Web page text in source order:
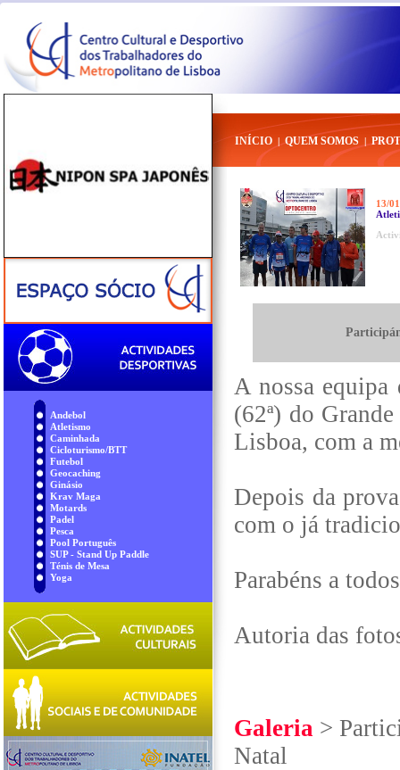
INÍCIO | QUEM SOMOS |
Andebol
Atletismo
Caminhada
Cicloturismo/BTT
Futebol
Geocaching
Ginásio
Krav Maga
Motards
Padel
Pesca
Pool Português
SUP - Stand Up Paddle
Ténis de Mesa
Yoga
13/
A nossa
(62ª) do
Lisboa, com a
Depois da
com o já
Parabéns a
Autoria das
Galeria >
Natal